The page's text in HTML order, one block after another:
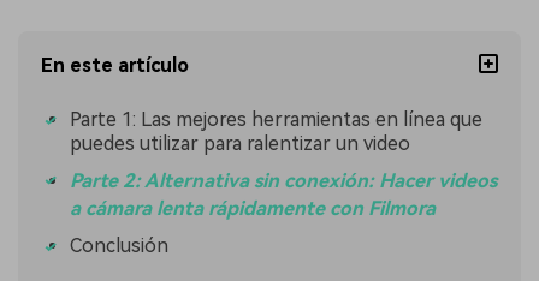
En este artículo
Parte 1: Las mejores herramientas en línea que
puedes utilizar para ralentizar un video
Parte 2: Alternativa sin conexión: Hacer videos
a cámara lenta rápidamente con Filmora
Conclusión